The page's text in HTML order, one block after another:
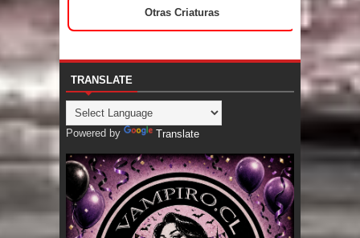
Otras Criaturas
TRANSLATE
Powered by Translate